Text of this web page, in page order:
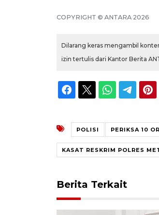
COPYRIGHT © ANTARA 2026
Dilarang keras mengambil
izin tertulis dari Kantor Berita
POLISI PERIKSA 10
KASAT RESKRIM POLRES
Berita Terkait